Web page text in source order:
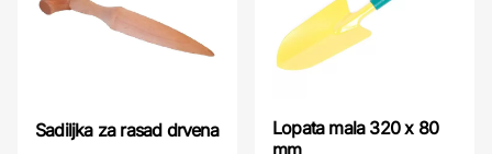
Sadiljka za rasad drvena
Lopata mala 320 x 80